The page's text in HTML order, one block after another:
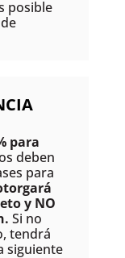
posible
para
deben
para
y NO
Si no
tendrá
siguiente